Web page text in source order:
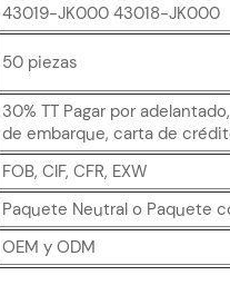
43019-JK000 43018-JK000
50 piezas
30% TT Pagar por
de embarque, carta de
FOB, CIF, CFR, EXW
Paquete Neutral o Paquete
OEM y ODM